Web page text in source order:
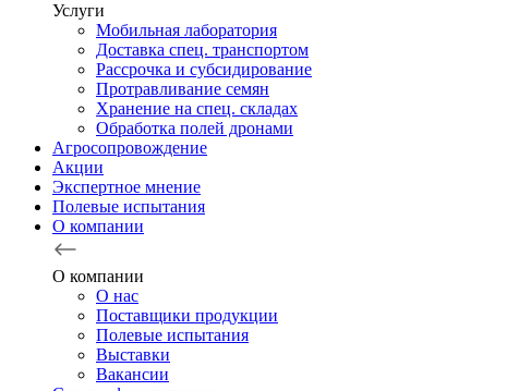
Услуги
Мобильная лаборатория
Доставка спец. транспортом
Рассрочка и субсидирование
Протравливание семян
Хранение на спец. складах
Обработка полей дронами
Агросопровождение
Акции
Экспертное мнение
Полевые испытания
О компании
О компании
О нас
Поставщики продукции
Полевые испытания
Выставки
Вакансии